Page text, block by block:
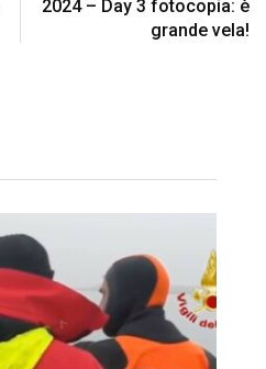
2024 – Day 3 fotocopia: è
grande vela!